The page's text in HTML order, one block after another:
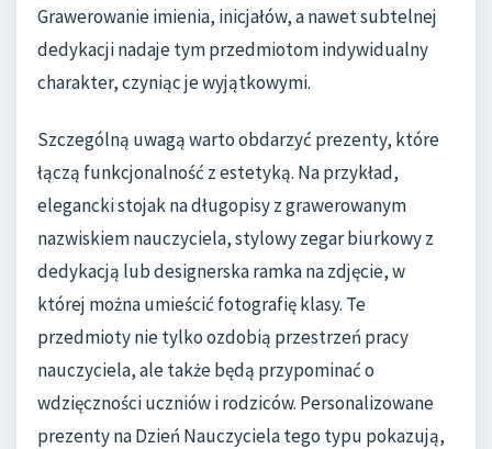
Grawerowanie imienia, inicjałów, a nawet subtelnej
dedykacji nadaje tym przedmiotom indywidualny
charakter, czyniąc je wyjątkowymi.
Szczególną uwagą warto obdarzyć prezenty, które
łączą funkcjonalność z estetyką. Na przykład,
elegancki stojak na długopisy z grawerowanym
nazwiskiem nauczyciela, stylowy zegar biurkowy z
dedykacją lub designerska ramka na zdjęcie, w
której można umieścić fotografię klasy. Te
przedmioty nie tylko ozdobią przestrzeń pracy
nauczyciela, ale także będą przypominać o
wdzięczności uczniów i rodziców. Personalizowane
prezenty na Dzień Nauczyciela tego typu pokazują,